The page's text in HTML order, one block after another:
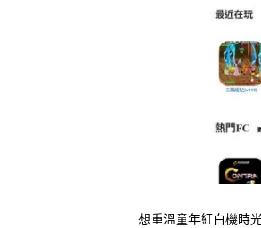
想重溫童年紅白機時